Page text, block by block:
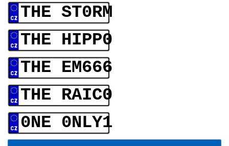
THE ST0RM
THE HIPP0
THE EM666
THE RAIC0
0NE 0NLY1